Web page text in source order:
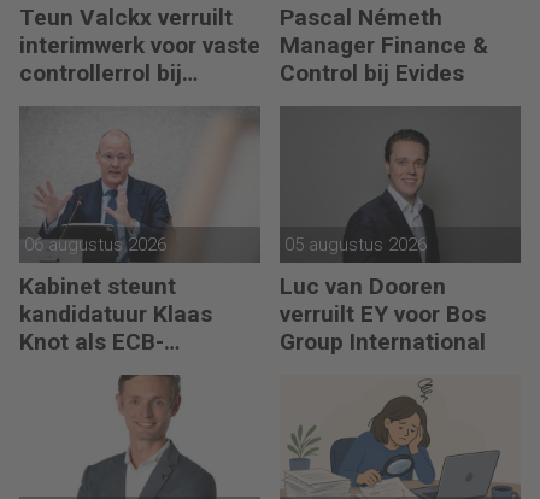
Teun Valckx verruilt
interimwerk voor vaste
controllerrol bij
Synthon
Pascal Németh
Manager Finance &
Control bij Evides
06 augustus 2026
Kabinet steunt
kandidatuur Klaas
Knot als ECB-
05 augustus 2026
Luc van Dooren
verruilt EY voor Bos
Group International